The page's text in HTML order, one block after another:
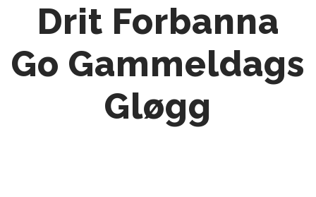
Drit Forbanna
Go Gammeldags
Gløgg